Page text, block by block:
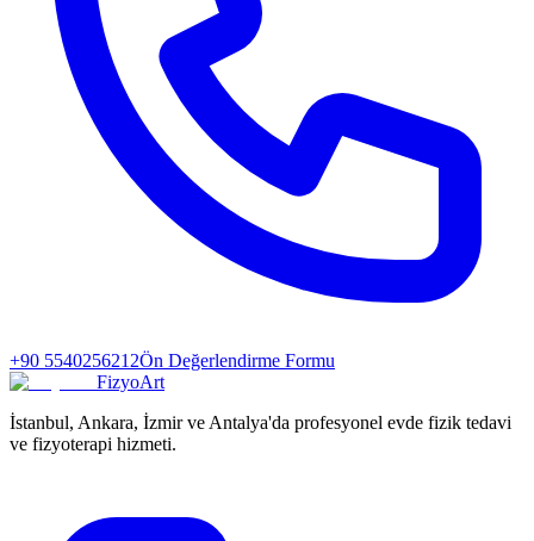
+90 5540256212Ön Değerlendirme Formu
FizyoArt
İstanbul, Ankara, İzmir ve Antalya'da profesyonel evde fizik tedavi
ve fizyoterapi hizmeti.